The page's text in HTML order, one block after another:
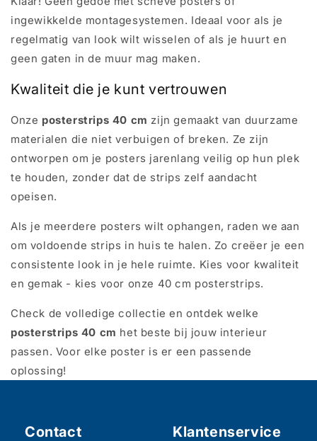
ingewikkelde montagesystemen. Ideaal voor als je
regelmatig van look wilt wisselen of als je huurt en
geen gaten in de muur mag maken.
Kwaliteit die je kunt vertrouwen
Onze posterstrips 40 cm zijn gemaakt van duurzame
materialen die niet verbuigen of breken. Ze zijn
ontworpen om je posters jarenlang veilig op hun plek
te houden, zonder dat de strips zelf aandacht
opeisen.
Als je meerdere posters wilt ophangen, raden we aan
om voldoende strips in huis te halen. Zo creëer je een
consistente look in je hele ruimte. Kies voor kwaliteit
en gemak - kies voor onze 40 cm posterstrips.
Check de volledige collectie en ontdek welke
posterstrips 40 cm het beste bij jouw interieur
passen. Voor elke poster is er een passende
oplossing!
Contact Klantenservice